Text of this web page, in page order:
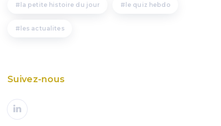
la petite histoire du jour le quiz hebdo
les actualites
Suivez-nous